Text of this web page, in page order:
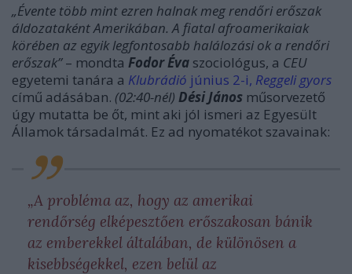
„Évente több mint ezren halnak meg rendőri erőszak
áldozataként Amerikában. A fiatal afroamerikaiak
körében az egyik legfontosabb halálozási ok a rendőri
erőszak”– mondta Fodor Éva szociológus, a CEU
egyetemi tanára a Klubrádió június 2-i, Reggeli gyors
című adásában. (02:40-nél) Dési János műsorvezető
úgy mutatta be őt, mint aki jól ismeri az Egyesült
Államok társadalmát. Ez ad nyomatékot szavainak:
„A probléma az, hogy az amerikai
rendőrség elképesztően erőszakosan bánik
az emberekkel általában, de különösen a
kisebbségekkel, ezen belül az